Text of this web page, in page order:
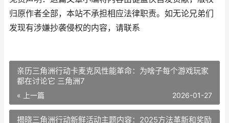
归原作者全部，本站不承担相应法律职责。如无论兄弟们
发现有涉嫌抄袭侵权的内容，请联系
亲历三角洲行动卡麦克风性能革命：为啥子每个游戏玩家
都在讨论它 三角洲7
« 上一篇 2026-01-27
揭晓三角洲行动新鲜活动主题内容：2025方法革新和奖励